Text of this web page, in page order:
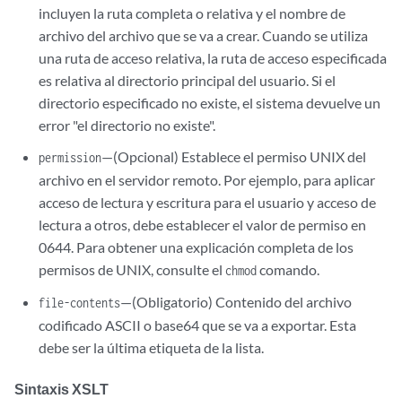
incluyen la ruta completa o relativa y el nombre de
archivo del archivo que se va a crear. Cuando se utiliza
una ruta de acceso relativa, la ruta de acceso especificada
es relativa al directorio principal del usuario. Si el
directorio especificado no existe, el sistema devuelve un
error "el directorio no existe".
permission—(Opcional) Establece el permiso UNIX del
archivo en el servidor remoto. Por ejemplo, para aplicar
acceso de lectura y escritura para el usuario y acceso de
lectura a otros, debe establecer el valor de permiso en
0644. Para obtener una explicación completa de los
permisos de UNIX, consulte el chmodcomando.
file-contents—(Obligatorio) Contenido del archivo
codificado ASCII o base64 que se va a exportar. Esta
debe ser la última etiqueta de la lista.
Sintaxis XSLT